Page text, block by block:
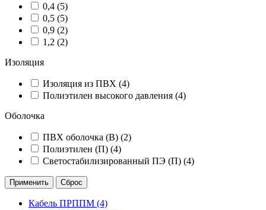
0,4 (5)
0,5 (5)
0,9 (2)
1,2 (2)
Изоляция
Изоляция из ПВХ (4)
Полиэтилен высокого давления (4)
Оболочка
ПВХ оболочка (В) (2)
Полиэтилен (П) (4)
Светостабилизированный ПЭ (П) (4)
Кабель ПРППМ (4)